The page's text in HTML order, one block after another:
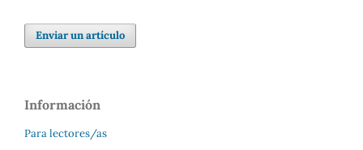
Enviar un artículo
Información
Para lectores/as